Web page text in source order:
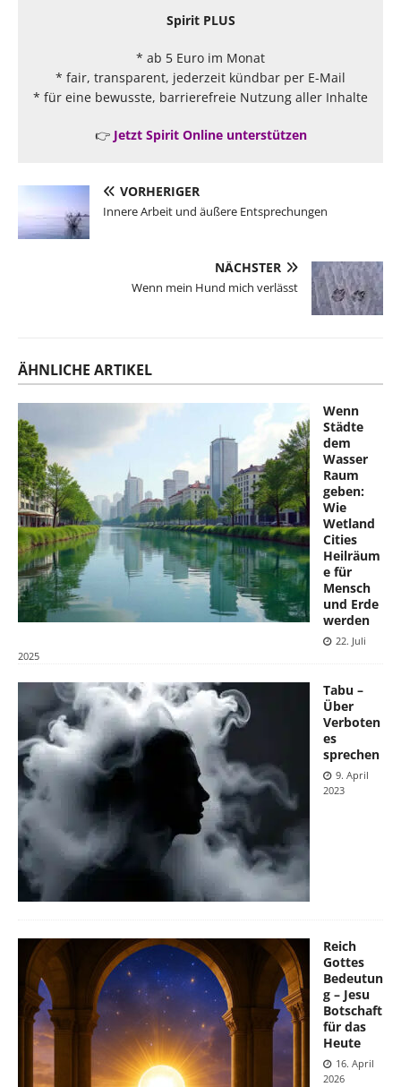
Spirit PLUS
* ab 5 Euro im Monat
* fair, transparent, jederzeit kündbar per E-Mail
* für eine bewusste, barrierefreie Nutzung aller Inhalte
👉 Jetzt Spirit Online unterstützen
VORHERIGER
Innere Arbeit und äußere Entsprechungen
NÄCHSTER
Wenn mein Hund mich verlässt
ÄHNLICHE ARTIKEL
Wenn
Städte
dem
Wasser
Raum
geben:
Wie
Wetland
Cities
Heilräum
e für
Mensch
und Erde
werden
22. Juli
2025
Tabu –
Über
Verboten
es
sprechen
9. April
2023
Reich
Gottes
Bedeutun
g – Jesu
Botschaft
für das
Heute
16. April
2026